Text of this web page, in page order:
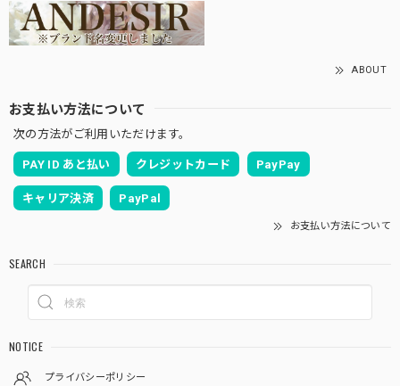
ABOUT
お支払い方法について
次の方法がご利用いただけます。
PAY ID あと払い クレジットカード PayPay
キャリア決済 PayPal
お支払い方法について
SEARCH
NOTICE
プライバシーポリシー